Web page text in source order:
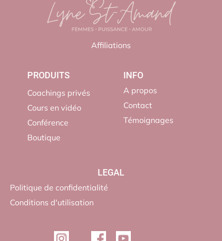
Affiliations
PRODUITS
Coachings privés
Cours en vidéo
Conférence
Boutique
INFO
A propos
Contact
Témoignages
LEGAL
Politique de confidentialité
Conditions d'utilisation